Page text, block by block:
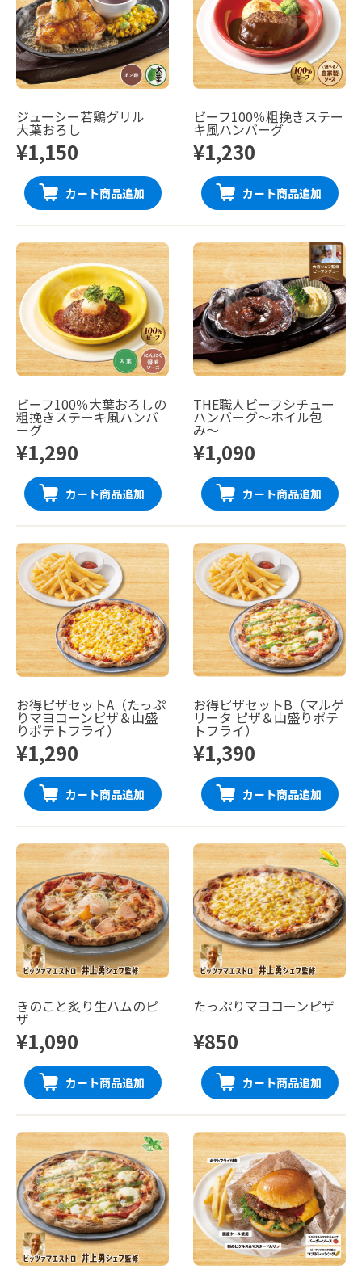
ジューシー若鶏グリル
大葉おろし
¥1,150
カート商品追加
ビーフ100％粗挽きステー
キ風ハンバーグ
¥1,230
カート商品追加
ビーフ100％大葉おろしの
粗挽きステーキ風ハンバ
ーグ
¥1,290
カート商品追加
THE職人ビーフシチュー
ハンバーグ〜ホイル包
み〜
¥1,090
カート商品追加
お得ピザセットA（たっぷ
りマヨコーンピザ＆山盛
りポテトフライ）
¥1,290
カート商品追加
お得ピザセットB（マルゲ
リータ ピザ＆山盛りポテ
トフライ）
¥1,390
カート商品追加
きのこと炙り生ハムのピ
ザ
¥1,090
カート商品追加
たっぷりマヨコーンピザ
¥850
カート商品追加